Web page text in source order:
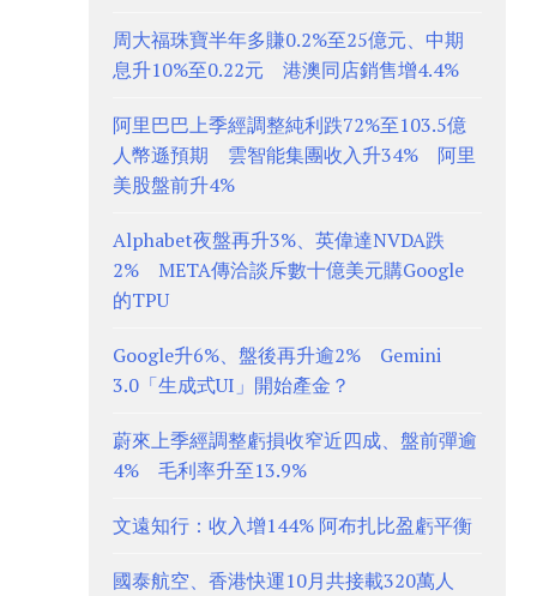
周大福珠寶半年多賺0.2%至25億元、中期
息升10%至0.22元 港澳同店銷售增4.4%
阿里巴巴上季經調整純利跌72%至103.5億
人幣遜預期 雲智能集團收入升34% 阿里
美股盤前升4%
Alphabet夜盤再升3%、英偉達NVDA跌
2% META傳洽談斥數十億美元購Google
的TPU
Google升6%、盤後再升逾2% Gemini
3.0「生成式UI」開始產金？
蔚來上季經調整虧損收窄近四成、盤前彈逾
4% 毛利率升至13.9%
文遠知行：收入增144% 阿布扎比盈虧平衡
國泰航空、香港快運10月共接載320萬人